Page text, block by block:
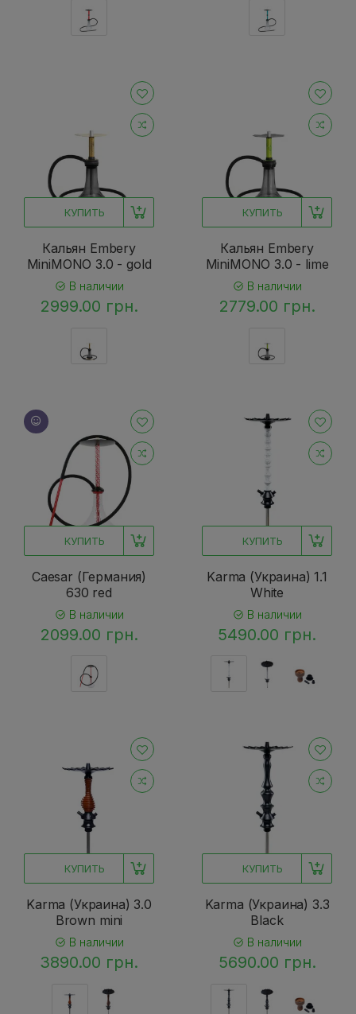
КУПИТЬ
Кальян Embery
MiniMONO 3.0 - gold
В наличии
2999.00 грн.
КУПИТЬ
Кальян Embery
MiniMONO 3.0 - lime
В наличии
2779.00 грн.
КУПИТЬ
Caesar (Германия)
630 red
В наличии
2099.00 грн.
КУПИТЬ
Karma (Украина) 1.1
White
В наличии
5490.00 грн.
КУПИТЬ
Karma (Украина) 3.0
Brown mini
В наличии
3890.00 грн.
КУПИТЬ
Karma (Украина) 3.3
Black
В наличии
5690.00 грн.